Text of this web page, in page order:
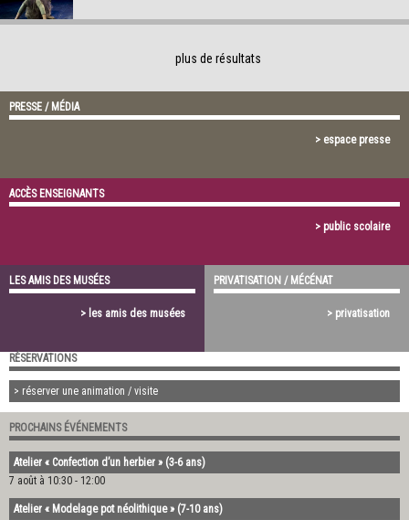
plus de résultats
PRESSE / MÉDIA
> espace presse
ACCÈS ENSEIGNANTS
> public scolaire
LES AMIS DES MUSÉES
> les amis des musées
PRIVATISATION / MÉCÉNAT
> privatisation
RÉSERVATIONS
> réserver une animation / visite
PROCHAINS ÉVÉNEMENTS
Atelier « Confection d’un herbier » (3-6 ans)
7 août à 10:30 - 12:00
Atelier « Modelage pot néolithique » (7-10 ans)